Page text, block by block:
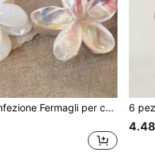
3 pezzi/confezione Fermagli per capelli da donna bianchi e viola 7,6cm/2,99in grandi fiori in plastica leggera, eleganti e minimalisti, multifunzionali di alta qualità, adatti per uso quotidiano, casual, feste, pendolarismo, spiaggia, vacanze, styling, lavaggio del viso, trucco, abbinamento outfit